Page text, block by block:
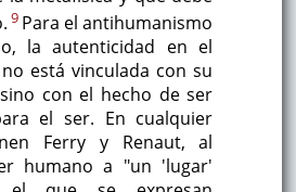
9 Para el antihumanismo
la autenticidad en el
está vinculada con su
con el hecho de ser
el ser. En cualquier
Ferry y Renaut, al
humano a "un 'lugar'